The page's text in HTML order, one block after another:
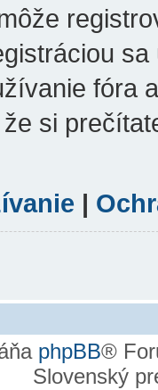
fóra
si
|
phpBB®
Slovenský